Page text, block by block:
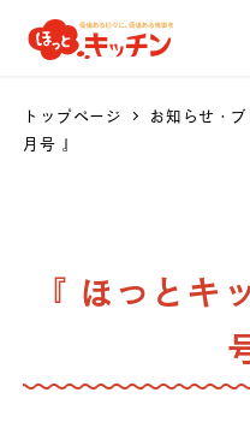
トップページ お知らせ・
月号 』
『 ほっとキ